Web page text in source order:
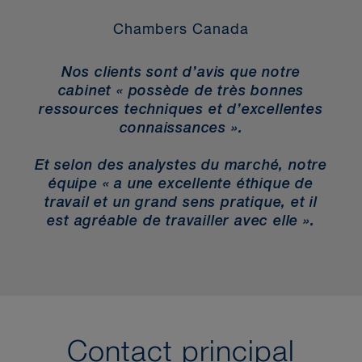
municipales
Octroi de licences municipales
Responsabilité environnementale
Responsabilité contractuelle
Harcèlement
Établissements de soins de longue
Chambers Canada
Nos clients sont d’avis que notre
cabinet « possède de très bonnes
ressources techniques et d’excellentes
connaissances ».
Et selon des analystes du marché, notre
équipe « a une excellente éthique de
travail et un grand sens pratique, et il
est agréable de travailler avec elle ».
Contact principal